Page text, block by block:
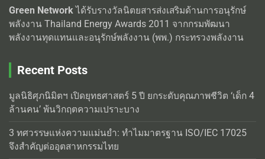
Green Networkได้รับรางวัลนิตยสารส่งเสริมด้านการอนุรักษ์
พลังงาน Thailand Energy Awards 2011 จากกรมพัฒนา
พลังงานทุดแทนและอนุรักษ์พลังงาน (พพ.) กระทรวงพลังงาน
Recent Posts
มูลนิธิศุภนิมิตฯ เปิดยุทธศาสตร์ 5 ปี ยกระดับคุณภาพชีวิต ‘เด็ก 4
ล้านคน’ พ้นวิกฤตความเปราะบาง
3 ทศวรรษแห่งความแม่นยำ: ทำไมมาตรฐาน ISO/IEC 17025
จึงสำคัญต่ออุตสาหกรรมไทย